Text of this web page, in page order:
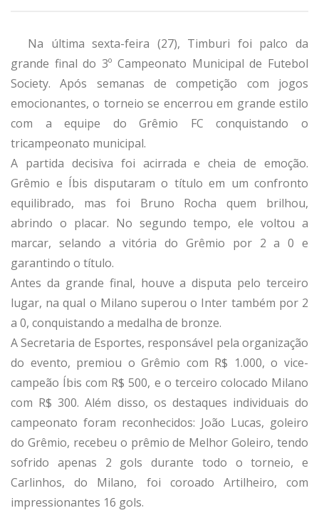
Na última sexta-feira (27), Timburi foi palco da
grande final do 3º Campeonato Municipal de Futebol
Society. Após semanas de competição com jogos
emocionantes, o torneio se encerrou em grande estilo
com a equipe do Grêmio FC conquistando o
tricampeonato municipal.
A partida decisiva foi acirrada e cheia de emoção.
Grêmio e Íbis disputaram o título em um confronto
equilibrado, mas foi Bruno Rocha quem brilhou,
abrindo o placar. No segundo tempo, ele voltou a
marcar, selando a vitória do Grêmio por 2 a 0 e
garantindo o título.
Antes da grande final, houve a disputa pelo terceiro
lugar, na qual o Milano superou o Inter também por 2
a 0, conquistando a medalha de bronze.
A Secretaria de Esportes, responsável pela organização
do evento, premiou o Grêmio com R$ 1.000, o vice-
campeão Íbis com R$ 500, e o terceiro colocado Milano
com R$ 300. Além disso, os destaques individuais do
campeonato foram reconhecidos: João Lucas, goleiro
do Grêmio, recebeu o prêmio de Melhor Goleiro, tendo
sofrido apenas 2 gols durante todo o torneio, e
Carlinhos, do Milano, foi coroado Artilheiro, com
impressionantes 16 gols.